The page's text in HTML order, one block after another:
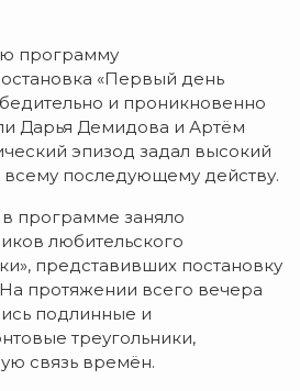
программу
«Первый день
и проникновенно
Дарья Демидова и Артём
эпизод задал высокий
последующему действу.
программе заняло
любительского
представивших постановку
протяжении всего вечера
подлинные и
треугольники,
связь времён.